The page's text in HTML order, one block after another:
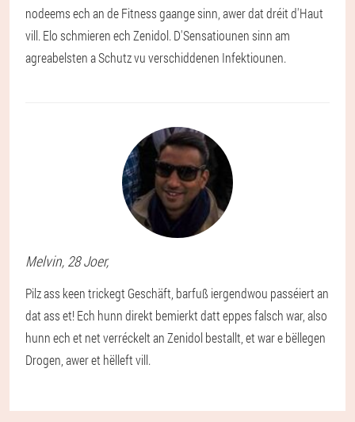
nodeems ech an de Fitness gaange sinn, awer dat dréit d'Haut
vill. Elo schmieren ech Zenidol. D'Sensatiounen sinn am
agreabelsten a Schutz vu verschiddenen Infektiounen.
Melvin, 28 Joer,
Pilz ass keen trickegt Geschäft, barfuß iergendwou passéiert an
dat ass et! Ech hunn direkt bemierkt datt eppes falsch war, also
hunn ech et net verréckelt an Zenidol bestallt, et war e bëllegen
Drogen, awer et hëlleft vill.